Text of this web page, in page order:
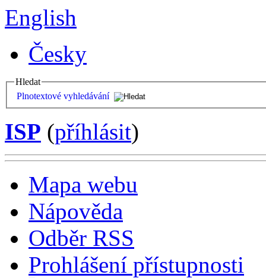
English
Česky
Hledat
Plnotextové vyhledávání
ISP (příhlásit)
Mapa webu
Nápověda
Odběr RSS
Prohlášení přístupnosti